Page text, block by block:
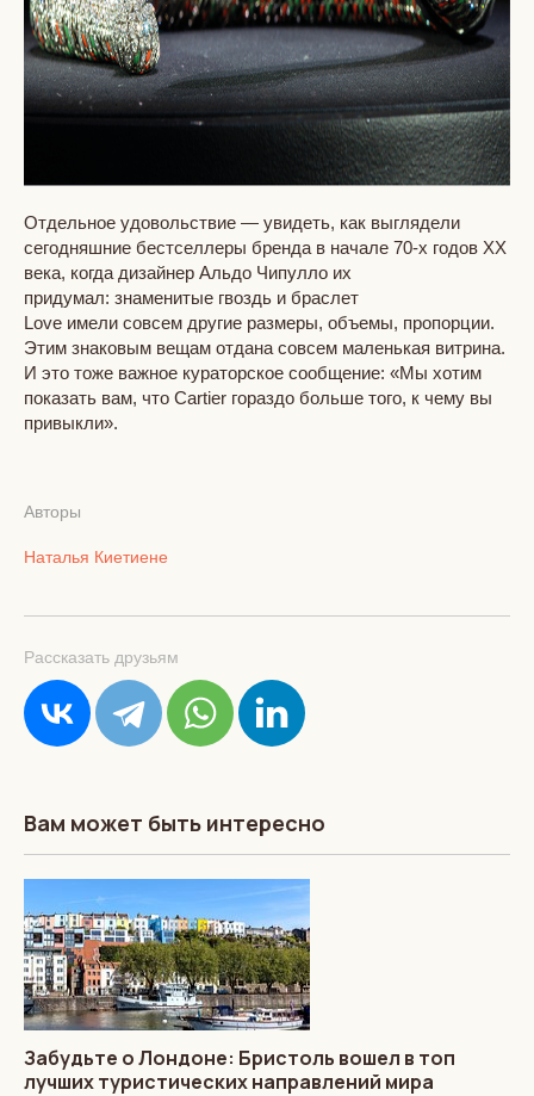
Отдельное удовольствие — увидеть, как выглядели
сегодняшние бестселлеры бренда в начале 70-х годов ХХ
века, когда дизайнер Альдо Чипулло их
придумал: знаменитые гвоздь и браслет
Love имели совсем другие размеры, объемы, пропорции.
Этим знаковым вещам отдана совсем маленькая витрина.
И это тоже важное кураторское сообщение: «Мы хотим
показать вам, что Cartier гораздо больше того, к чему вы
привыкли».
Авторы
Наталья Киетиене
Рассказать друзьям
Вам может быть интересно
Забудьте о Лондоне: Бристоль вошел в топ
лучших туристических направлений мира